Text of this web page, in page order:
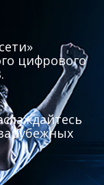
цифрового